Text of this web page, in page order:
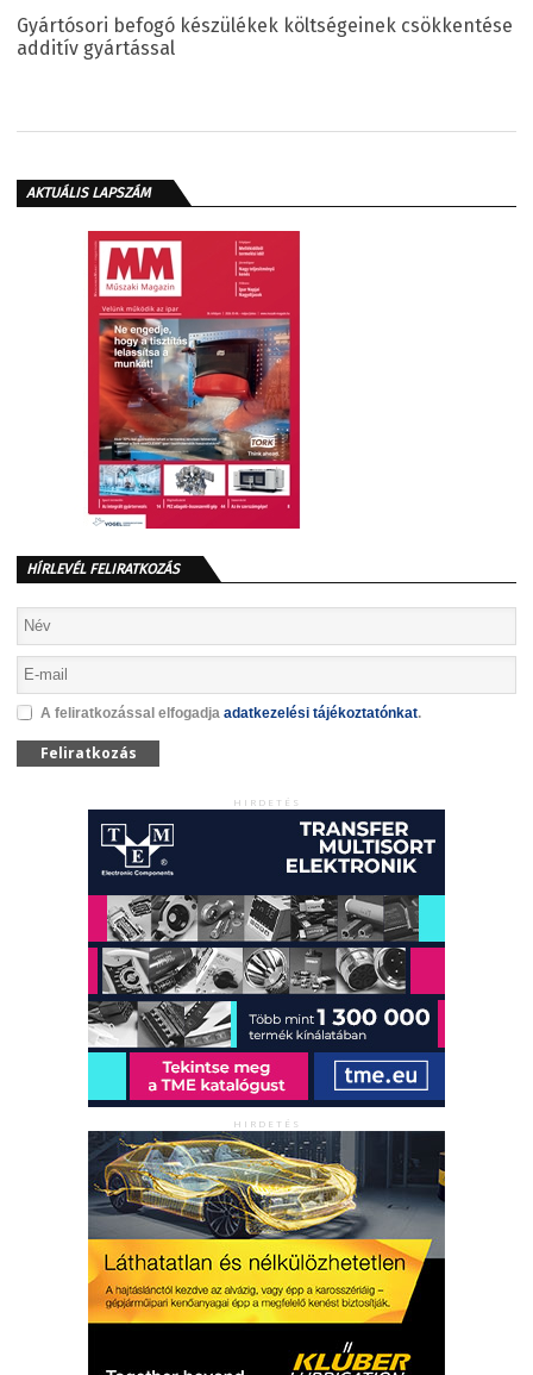
Gyártósori befogó készülékek költségeinek csökkentése
additív gyártással
AKTUÁLIS LAPSZÁM
HÍRLEVÉL FELIRATKOZÁS
A feliratkozással elfogadja adatkezelési tájékoztatónkat.
Feliratkozás
HIRDETÉS
HIRDETÉS